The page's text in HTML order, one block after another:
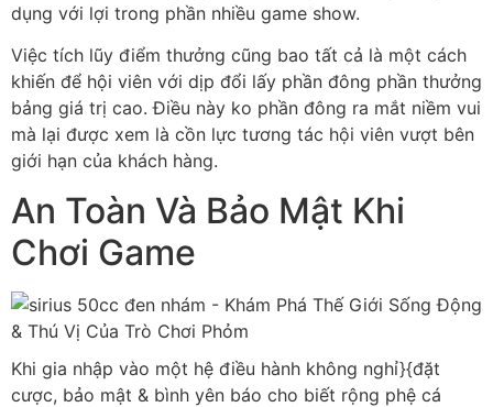
dụng với lợi trong phần nhiều game show.
Việc tích lũy điểm thưởng cũng bao tất cả là một cách
khiến để hội viên với dịp đổi lấy phần đông phần thưởng
bảng giá trị cao. Điều này ko phần đông ra mắt niềm vui
mà lại được xem là cồn lực tương tác hội viên vượt bên
giới hạn của khách hàng.
An Toàn Và Bảo Mật Khi
Chơi Game
Khi gia nhập vào một hệ điều hành không nghỉ}{đặt
cược, bảo mật & bình yên báo cho biết rộng phệ cá